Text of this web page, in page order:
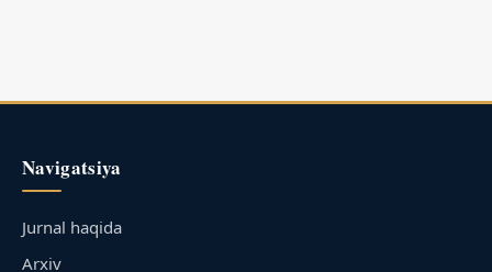
Navigatsiya
Jurnal haqida
Arxiv